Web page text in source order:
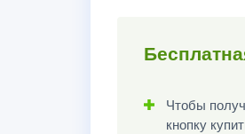
Чтобы
кнопку